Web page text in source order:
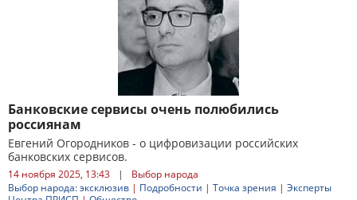
Банковские сервисы очень полюбились
россиянам
Евгений Огородников - о цифровизации российских
банковских сервисов.
14 ноября 2025, 13:43 |
Выбор народа
Выбор народа: эксклюзив | Подробности | Точка зрения | Эксперты